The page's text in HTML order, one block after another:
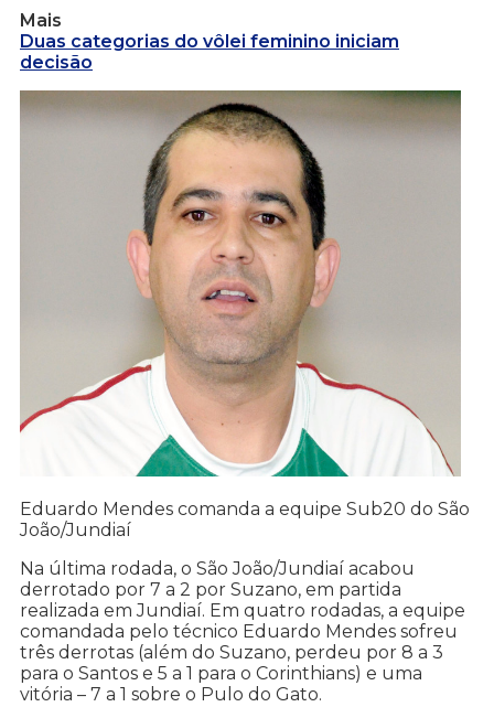
Mais
Duas categorias do vôlei feminino iniciam
decisão
Eduardo Mendes comanda a equipe Sub20 do São
João/Jundiaí
Na última rodada, o São João/Jundiaí acabou
derrotado por 7 a 2 por Suzano, em partida
realizada em Jundiaí. Em quatro rodadas, a equipe
comandada pelo técnico Eduardo Mendes sofreu
três derrotas (além do Suzano, perdeu por 8 a 3
para o Santos e 5 a 1 para o Corinthians) e uma
vitória – 7 a 1 sobre o Pulo do Gato.